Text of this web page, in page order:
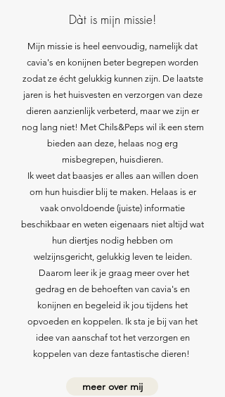
Dàt is mijn missie!
Mijn missie is heel eenvoudig, namelijk dat
cavia's en konijnen beter begrepen worden
zodat ze écht gelukkig kunnen zijn. De laatste
jaren is het huisvesten en verzorgen van deze
dieren aanzienlijk verbeterd, maar we zijn er
nog lang niet! Met Chils&Peps wil ik een stem
bieden aan deze, helaas nog erg
misbegrepen, huisdieren.
Ik weet dat baasjes er alles aan willen doen
om hun huisdier blij te maken. Helaas is er
vaak onvoldoende (juiste) informatie
beschikbaar en weten eigenaars niet altijd wat
hun diertjes nodig hebben om
welzijnsgericht, gelukkig leven te leiden.
Daarom leer ik je graag meer over het
gedrag en de behoeften van cavia's en
konijnen en begeleid ik jou tijdens het
opvoeden en koppelen. Ik sta je bij van het
idee van aanschaf tot het verzorgen en
koppelen van deze fantastische dieren!
meer over mij